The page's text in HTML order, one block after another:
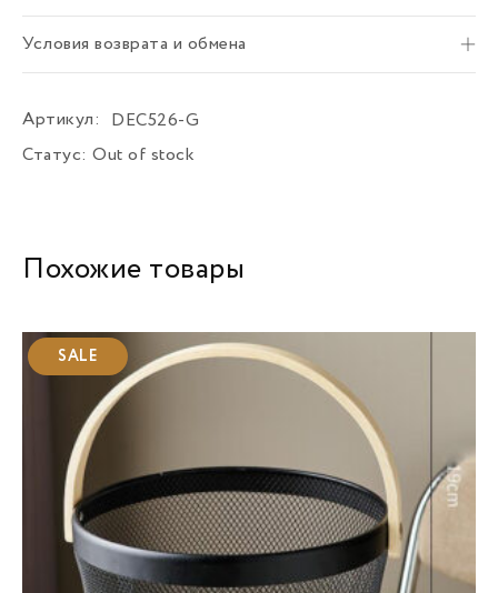
Условия возврата и обмена
Артикул:
DEC526-G
Статус: Out of stock
Похожие товары
SALE